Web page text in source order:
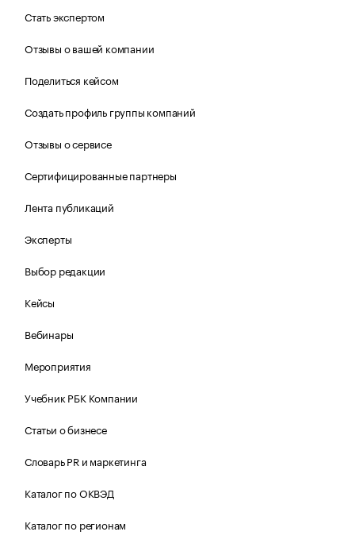
Стать экспертом
Отзывы о вашей компании
Поделиться кейсом
Создать профиль группы компаний
Отзывы о сервисе
Сертифицированные партнеры
Лента публикаций
Эксперты
Выбор редакции
Кейсы
Вебинары
Мероприятия
Учебник РБК Компании
Статьи о бизнесе
Словарь PR и маркетинга
Каталог по ОКВЭД
Каталог по регионам